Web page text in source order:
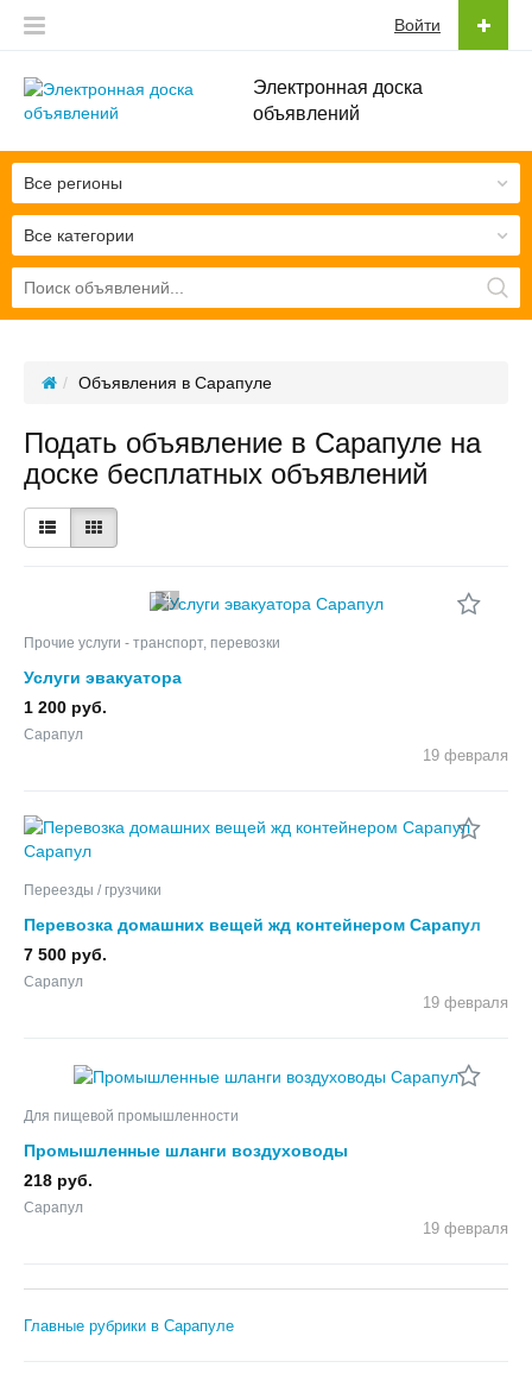
Электронная доска
объявлений
Войти
Все категории
Все регионы
Объявления в Сарапуле
Подать объявление в Сарапуле на
доске бесплатных объявлений
4
Прочие услуги - транспорт, перевозки
Услуги эвакуатора
1 200 руб.
Сарапул
19 февраля
Переезды / грузчики
Перевозка домашних вещей жд контейнером Сарапул
7 500 руб.
Сарапул
19 февраля
Для пищевой промышленности
Промышленные шланги воздуховоды
218 руб.
Сарапул
19 февраля
Главные рубрики в Сарапуле